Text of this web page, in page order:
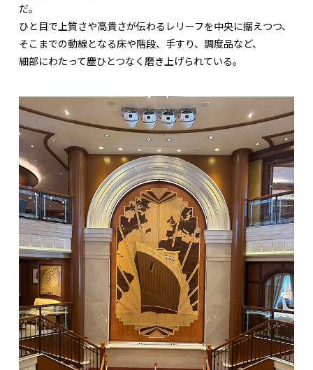
だ。
ひと目で上質さや高貴さが伝わるレリーフを中央に据えつつ、
そこまでの動線となる床や階段、手すり、調度品など、
細部にわたって塵ひとつなく磨き上げられている。